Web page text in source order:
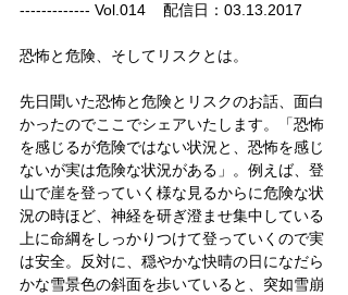
------------- Vol.014    配信日：03.13.2017
恐怖と危険、そしてリスクとは。
先日聞いた恐怖と危険とリスクのお話、面白
かったのでここでシェアいたします。「恐怖
を感じるが危険ではない状況と、恐怖を感じ
ないが実は危険な状況がある」。例えば、登
山で崖を登っていく様な見るからに危険な状
況の時ほど、神経を研ぎ澄ませ集中している
上に命綱をしっかりつけて登っていくので実
は安全。反対に、穏やかな快晴の日になだら
かな雪景色の斜面を歩いていると、突如雪崩